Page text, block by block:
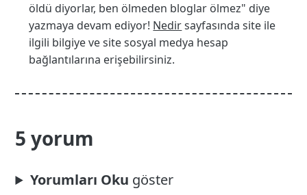
öldü diyorlar, ben ölmeden bloglar ölmez" diye
yazmaya devam ediyor! Nedirsayfasında site ile
ilgili bilgiye ve site sosyal medya hesap
bağlantılarına erişebilirsiniz.
5 yorum
Yorumları Oku